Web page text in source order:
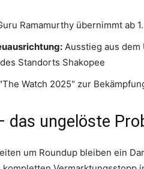
Ramamurthy übernimmt ab
Ausstieg aus
Standorts Shakopee
"The Watch 2025" zur
das ungelöste
um Roundup bleiben ein